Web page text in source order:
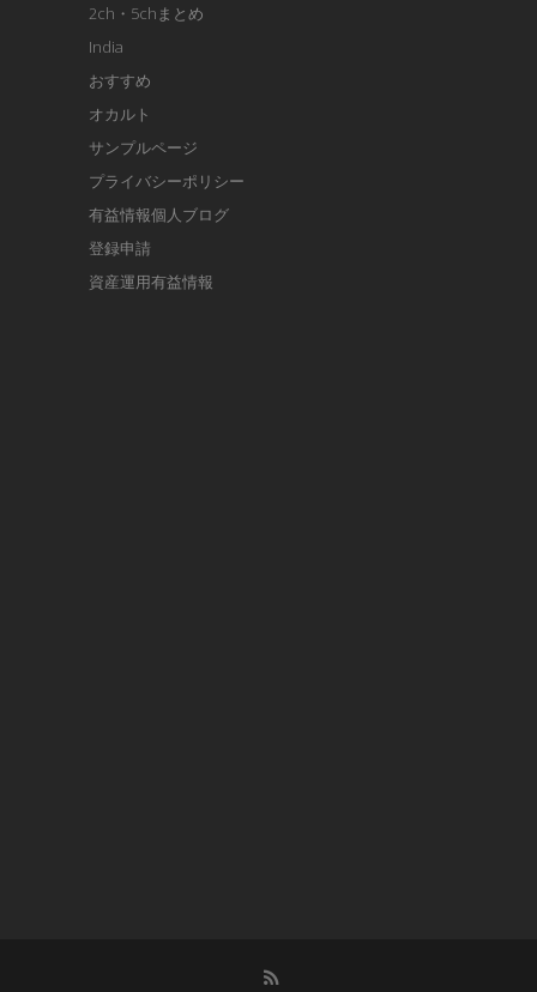
2ch・5chまとめ
India
おすすめ
オカルト
サンプルページ
プライバシーポリシー
有益情報個人ブログ
登録申請
資産運用有益情報